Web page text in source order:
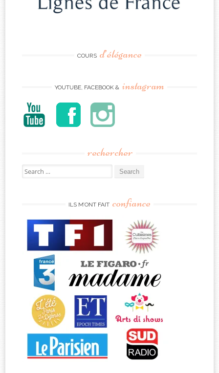
COURS d’élégance
YOUTUBE, FACEBOOK & instagram
rechercher
Search
for:
ILS M’ONT FAIT confiance